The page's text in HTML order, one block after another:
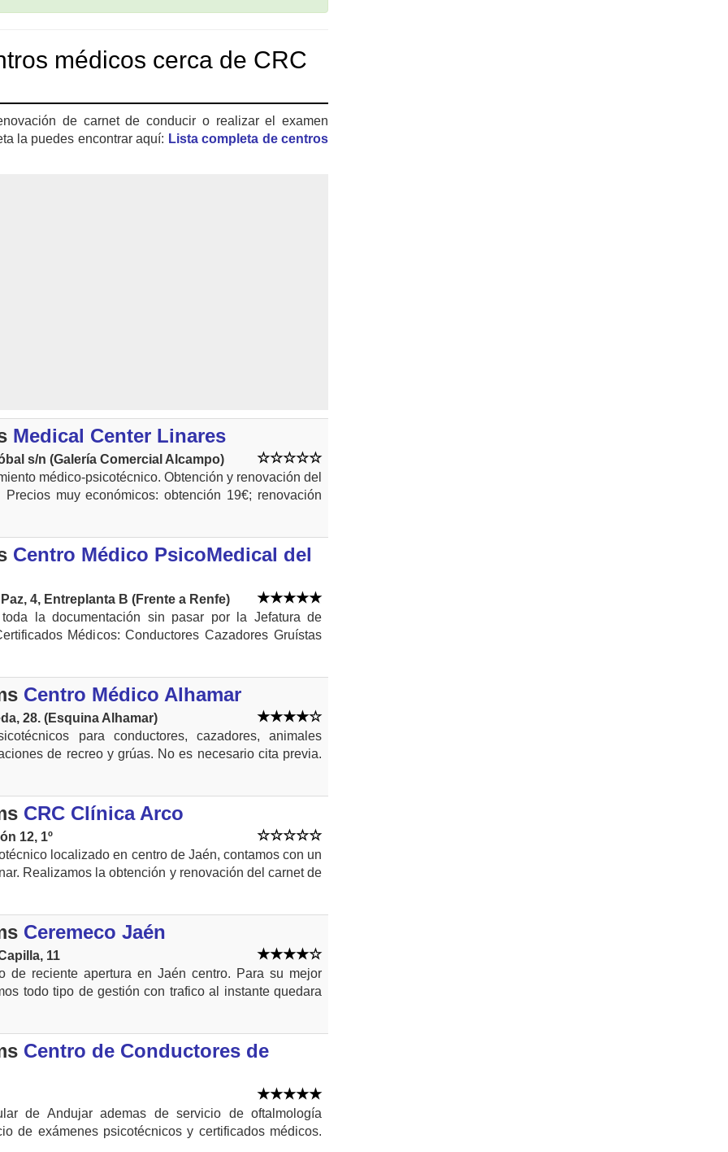
médicos cerca de CRC
de carnet de conducir o realizar el examen
la puedes encontrar aquí: Lista completa de centros
Medical Center Linares
s/n (Galería Comercial Alcampo)
médico-psicotécnico. Obtención y renovación del
Precios muy económicos: obtención 19€; renovación
Centro Médico PsicoMedical del
4, Entreplanta B (Frente a Renfe)
la documentación sin pasar por la Jefatura de
Médicos: Conductores Cazadores Gruístas
Centro Médico Alhamar
28. (Esquina Alhamar)
para conductores, cazadores, animales
de recreo y grúas. No es necesario cita previa.
CRC Clínica Arco
12, 1º
localizado en centro de Jaén, contamos con un
Realizamos la obtención y renovación del carnet de
Ceremeco Jaén
11
de reciente apertura en Jaén centro. Para su mejor
todo tipo de gestión con trafico al instante quedara
Centro de Conductores de
de Andujar ademas de servicio de oftalmología
de exámenes psicotécnicos y certificados médicos.